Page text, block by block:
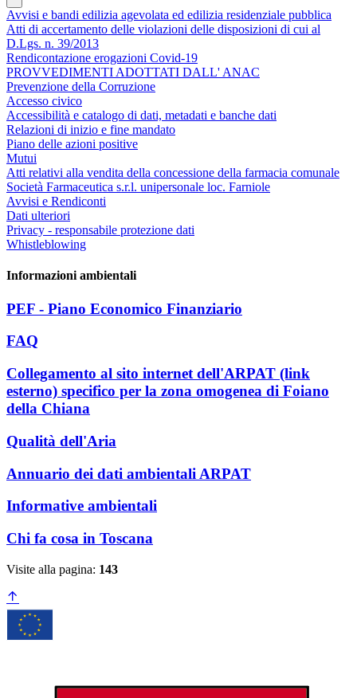
Avvisi e bandi edilizia agevolata ed edilizia residenziale pubblica
Atti di accertamento delle violazioni delle disposizioni di cui al
D.Lgs. n. 39/2013
Rendicontazione erogazioni Covid-19
PROVVEDIMENTI ADOTTATI DALL' ANAC
Prevenzione della Corruzione
Accesso civico
Accessibilità e catalogo di dati, metadati e banche dati
Relazioni di inizio e fine mandato
Piano delle azioni positive
Mutui
Atti relativi alla vendita della concessione della farmacia comunale
Società Farmaceutica s.r.l. unipersonale loc. Farniole
Avvisi e Rendiconti
Dati ulteriori
Privacy - responsabile protezione dati
Whistleblowing
Informazioni ambientali
PEF - Piano Economico Finanziario
FAQ
Collegamento al sito internet dell'ARPAT (link
esterno) specifico per la zona omogenea di Foiano
della Chiana
Qualità dell'Aria
Annuario dei dati ambientali ARPAT
Informative ambientali
Chi fa cosa in Toscana
Visite alla pagina: 143